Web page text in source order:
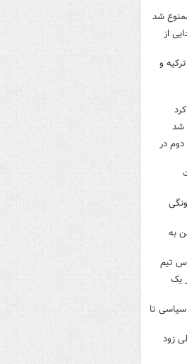
شد
از
و
شد
در
به
تیم
یک
تا
زود